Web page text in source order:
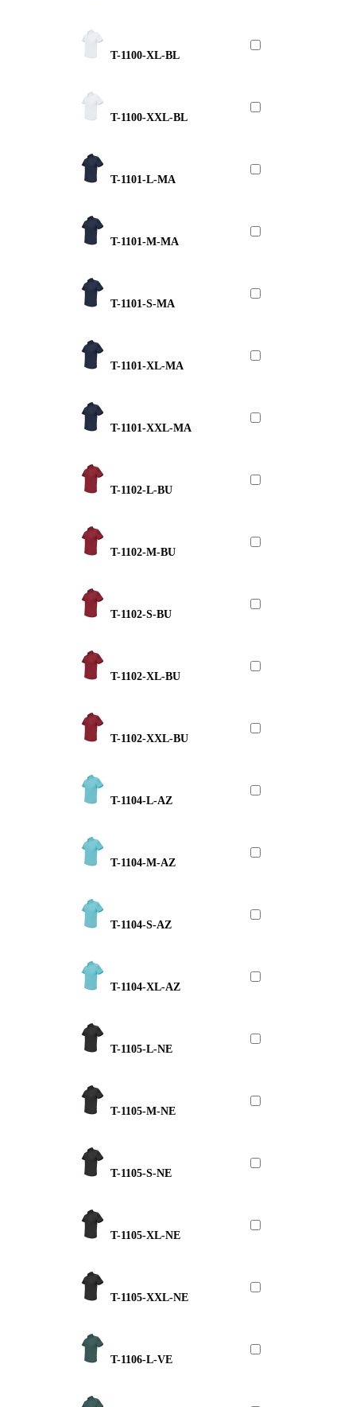
T-1100-XL-BL
T-1100-XXL-BL
T-1101-L-MA
T-1101-M-MA
T-1101-S-MA
T-1101-XL-MA
T-1101-XXL-MA
T-1102-L-BU
T-1102-M-BU
T-1102-S-BU
T-1102-XL-BU
T-1102-XXL-BU
T-1104-L-AZ
T-1104-M-AZ
T-1104-S-AZ
T-1104-XL-AZ
T-1105-L-NE
T-1105-M-NE
T-1105-S-NE
T-1105-XL-NE
T-1105-XXL-NE
T-1106-L-VE